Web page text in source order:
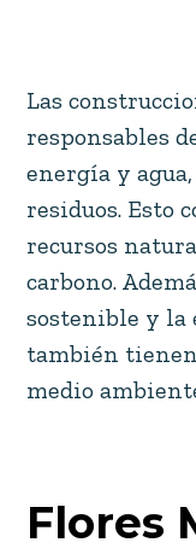
Las
responsables
energía y
residuos. Esto
recursos
carbono.
sostenible y la
también
medio
Flores